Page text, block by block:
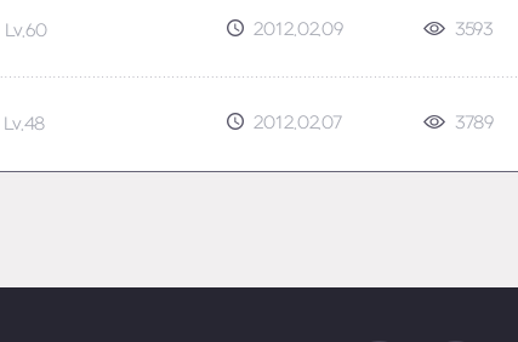
Lv.60 2012.02.09 3593
Lv.48 2012.02.07 3789